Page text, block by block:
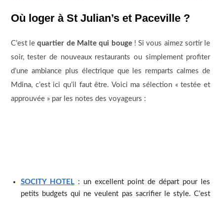
Où loger à St Julian’s et Paceville ?
C’est lequartier de Malte qui bouge! Si vous aimez sortir le
soir, tester de nouveaux restaurants ou simplement profiter
d’une ambiance plus électrique que les remparts calmes de
Mdina, c’est ici qu’il faut être. Voici ma sélection « testée et
approuvée » par les notes des voyageurs :
SOCITY HOTEL: un excellent point de départ pour les
petits budgets qui ne veulent pas sacrifier le style. C’est